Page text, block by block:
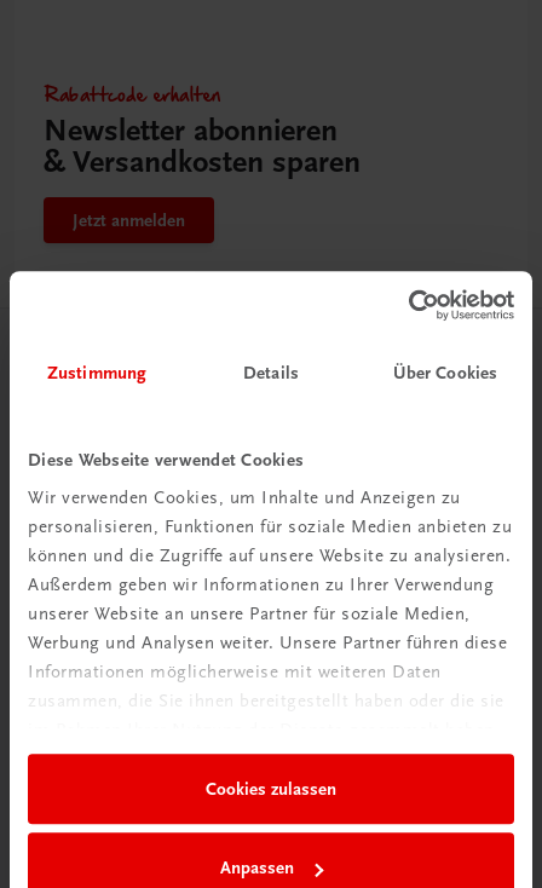
Zustimmung Details Über Cookies
Diese Webseite verwendet Cookies
Wir verwenden Cookies, um Inhalte und Anzeigen zu
personalisieren, Funktionen für soziale Medien anbieten zu
können und die Zugriffe auf unsere Website zu analysieren.
Außerdem geben wir Informationen zu Ihrer Verwendung
unserer Website an unsere Partner für soziale Medien,
Werbung und Analysen weiter. Unsere Partner führen diese
Informationen möglicherweise mit weiteren Daten
zusammen, die Sie ihnen bereitgestellt haben oder die sie
Cookies zulassen
Anpassen
Rabattcode erhalten
Newsletter abonnieren
& Versandkosten sparen
Jetzt anmelden
Herzlich willkommen bei TRAUNER!
Wir über uns
Familienunternehmen mit 80 Mitarbeiterinnen und
Mitarbeitern, die eines verbindet: Begeisterung für unsere
Produkte.
mehr erfahren
Wir sind gerne für Sie da
TRAUNER Verlag + Buchservice GmbH